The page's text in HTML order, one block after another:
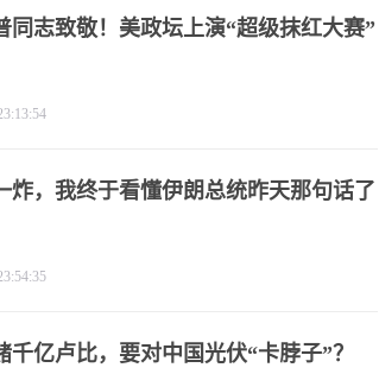
同志致敬！美政坛上演“超级抹红大赛”
炸，我终于看懂伊朗总统昨天那句话了
千亿卢比，要对中国光伏“卡脖子”？